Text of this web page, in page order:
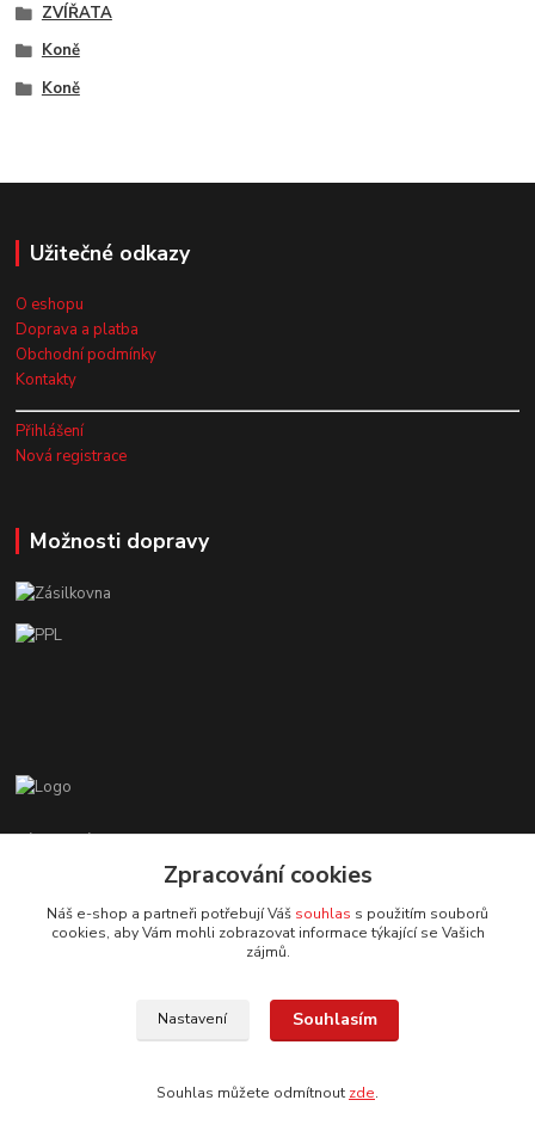
ZVÍŘATA
Koně
Koně
Užitečné odkazy
O eshopu
Doprava a platba
Obchodní podmínky
Kontakty
Přihlášení
Nová registrace
Možnosti dopravy
Zákaznická podpora EshopMB.cz
+420 606 622 002
eshopmb@seznam.cz
© Copyright 2024 Martha Black
Zpracování cookies
Náš e-shop a partneři potřebují Váš souhlas s použitím souborů
cookies, aby Vám mohli zobrazovat informace týkající se Vašich
zájmů.
Nastavení Souhlasím
Souhlas můžete odmítnout zde.